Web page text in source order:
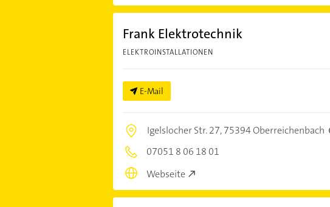
Frank Elektrotechnik
ELEKTROINSTALLATIONEN
E-Mail
Igelslocher Str. 27,75394 Oberreichenbach
07051 8 06 18 01
Webseite